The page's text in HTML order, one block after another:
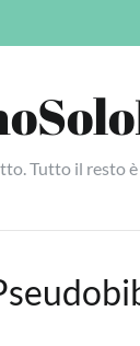
Tutto il resto